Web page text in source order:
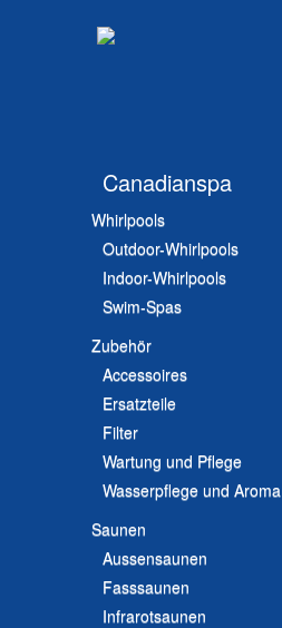
Canadianspa
Whirlpools
Outdoor-Whirlpools
Indoor-Whirlpools
Swim-Spas
Zubehör
Accessoires
Ersatzteile
Filter
Wartung und Pflege
Wasserpflege und Aroma
Saunen
Aussensaunen
Fasssaunen
Infrarotsaunen